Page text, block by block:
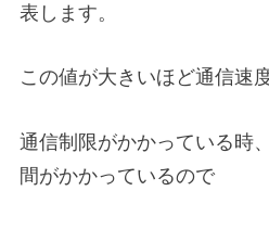
表します。
この値が大きいほど通信速
通信制限がかかっている時
間がかかっているので